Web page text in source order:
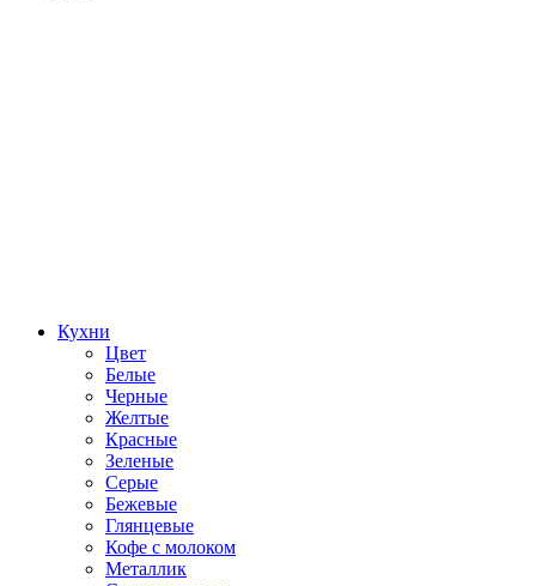
Кухни
Цвет
Белые
Черные
Желтые
Красные
Зеленые
Серые
Бежевые
Глянцевые
Кофе с молоком
Металлик